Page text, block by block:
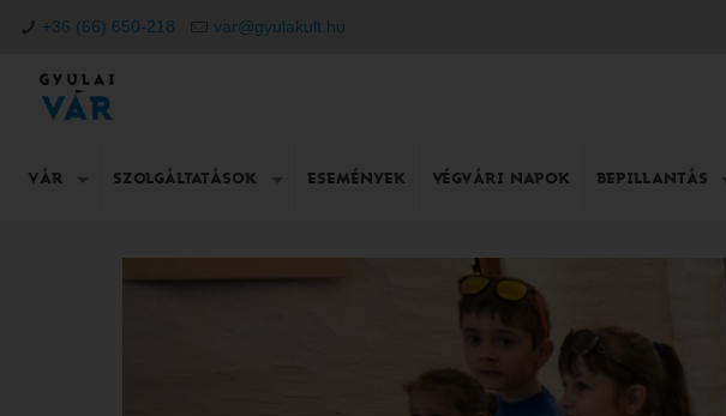
+36 (66) 650-218 var@gyulakult.hu
VÁR SZOLGÁLTATÁSOK ESEMÉNYEK VÉGVÁRI NAPOK BEPILLANTÁS